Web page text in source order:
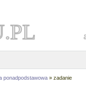
ponadpodstawowa » zadanie